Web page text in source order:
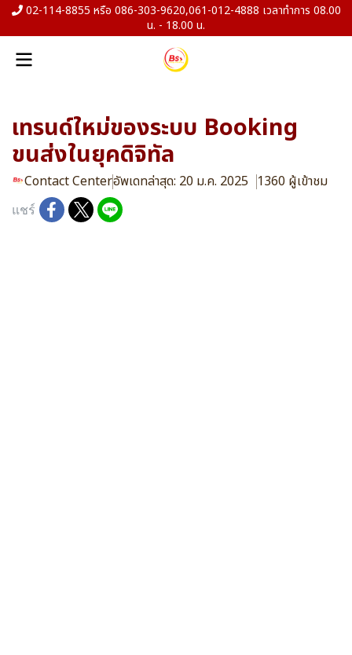
02-114-8855 หรือ 086-303-9620,061-012-4888 เวลาทำการ 08.00
น. - 18.00 น.
เทรนด์ใหม่ของระบบ Booking
ขนส่งในยุคดิจิทัล
Contact Centerอัพเดทล่าสุด: 20 ม.ค. 2025 1360 ผู้เข้าชม
แชร์